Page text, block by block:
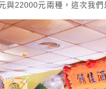
與22000元兩種，這次我們